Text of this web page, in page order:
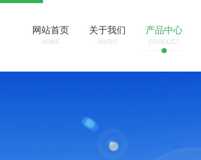
网站首页
HOME
关于我们
ABOUT
产品中心
PRODUCT